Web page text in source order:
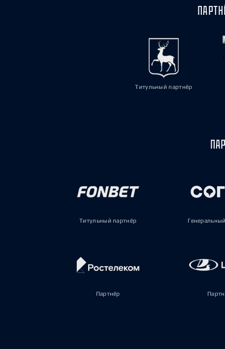
Титульный партнёр
Титульный партнёр
Партнёр